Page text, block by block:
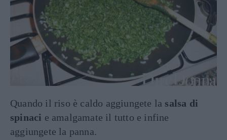
Quando il riso è caldo aggiungete la salsa di
spinaci e amalgamate il tutto e infine
aggiungete la panna.